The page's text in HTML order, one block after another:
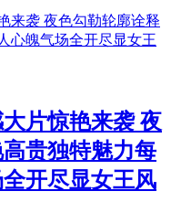
片惊艳来袭 夜
贵独特魅力每
开尽显女王风